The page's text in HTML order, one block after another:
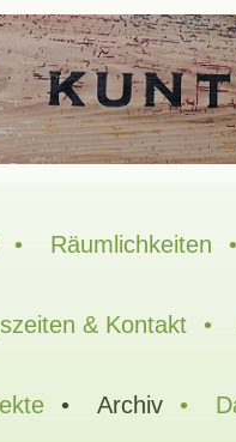
Räumlichkeiten
& Kontakt
Archiv